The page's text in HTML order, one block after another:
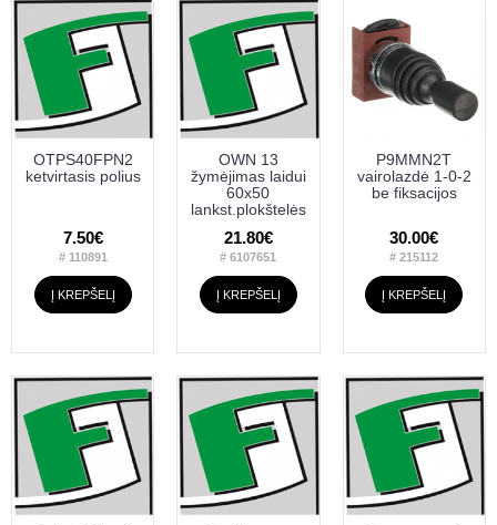
OTPS40FPN2
ketvirtasis polius
7.50€
# 110891
Į KREPŠELĮ
OWN 13
žymėjimas laidui
60x50
lankst.plokštelės
21.80€
# 6107651
Į KREPŠELĮ
P9MMN2T
vairolazdė 1-0-2
be fiksacijos
30.00€
# 215112
Į KREPŠELĮ